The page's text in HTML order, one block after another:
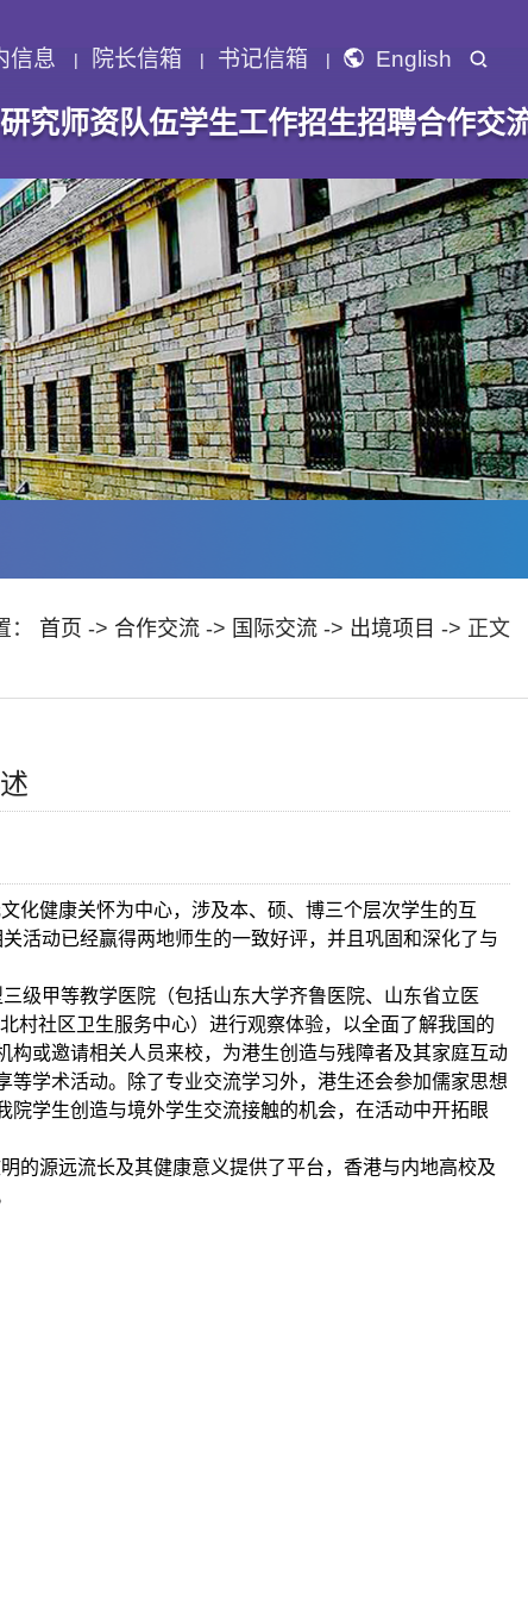
信息 院长信箱 书记信箱 English
究师资队伍学生工作招生招聘合作交
： 首页 -> 合作交流 -> 国际交流 -> 出境项目 -> 正文
化健康关怀为中心，涉及本、硕、博三个层次学生的互
活动已经赢得两地师生的一致好评，并且巩固和深化了与
级甲等教学医院（包括山东大学齐鲁医院、山东省立医
村社区卫生服务中心）进行观察体验，以全面了解我国的
或邀请相关人员来校，为港生创造与残障者及其家庭互动
学术活动。除了专业交流学习外，港生还会参加儒家思想
学生创造与境外学生交流接触的机会，在活动中开拓眼
的源远流长及其健康意义提供了平台，香港与内地高校及